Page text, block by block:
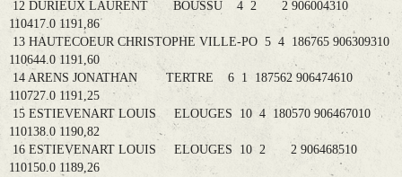
12 DURIEUX LAURENT BOUSSU 4 2 2 906004310
110417.0 1191,86
13 HAUTECOEUR CHRISTOPHE VILLE-PO 5 4 186765 906309310
110644.0 1191,60
14 ARENS JONATHAN TERTRE 6 1 187562 906474610
110727.0 1191,25
15 ESTIEVENART LOUIS ELOUGES 10 4 180570 906467010
110138.0 1190,82
16 ESTIEVENART LOUIS ELOUGES 10 2 2 906468510
110150.0 1189,26